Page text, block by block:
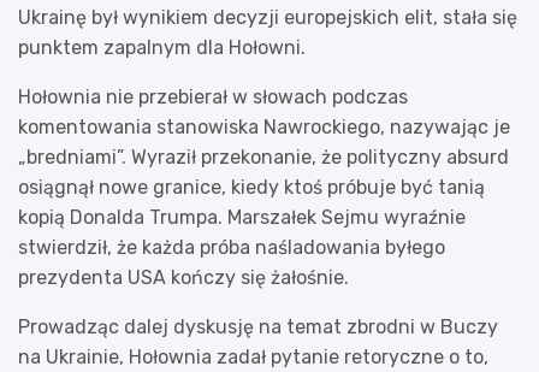
Ukrainę był wynikiem decyzji europejskich elit, stała się
punktem zapalnym dla Hołowni.
Hołownia nie przebierał w słowach podczas
komentowania stanowiska Nawrockiego, nazywając je
„bredniami”. Wyraził przekonanie, że polityczny absurd
osiągnął nowe granice, kiedy ktoś próbuje być tanią
kopią Donalda Trumpa. Marszałek Sejmu wyraźnie
stwierdził, że każda próba naśladowania byłego
prezydenta USA kończy się żałośnie.
Prowadząc dalej dyskusję na temat zbrodni w Buczy
na Ukrainie, Hołownia zadał pytanie retoryczne o to,